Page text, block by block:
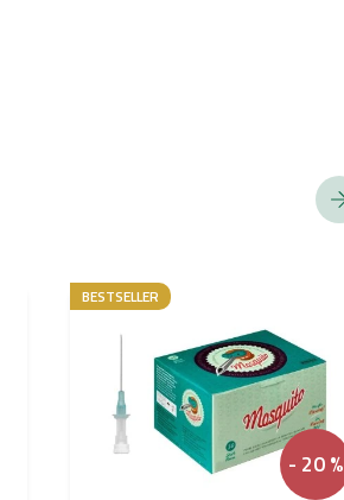
- 20 %
BESTSELLER